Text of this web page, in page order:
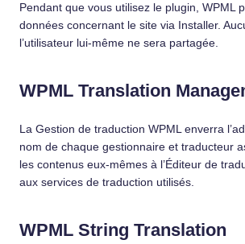
Pendant que vous utilisez le plugin, WPML
données concernant le site via Installer.
l’utilisateur lui-même ne sera partagée.
WPML Translation
La Gestion de traduction WPML enverra
nom de chaque gestionnaire et traducteur
les contenus eux-mêmes à l’Éditeur de
aux services de traduction utilisés.
WPML String Translation